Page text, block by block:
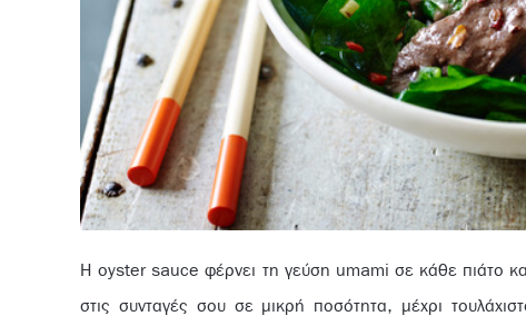
Η oyster sauce φέρνει τη γεύση umami σε κάθε πιάτο
στις συνταγές σου σε μικρή ποσότητα, μέχρι